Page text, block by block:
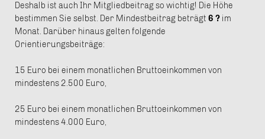
Deshalb ist auch Ihr Mitgliedbeitrag so wichtig! Die Höhe
bestimmen Sie selbst. Der Mindestbeitrag beträgt 6 ? im
Monat. Darüber hinaus gelten folgende
Orientierungsbeiträge:
15 Euro bei einem monatlichen Bruttoeinkommen von
mindestens 2.500 Euro,
25 Euro bei einem monatlichen Bruttoeinkommen von
mindestens 4.000 Euro,